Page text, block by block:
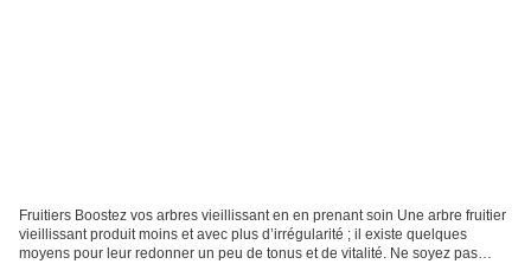
Fruitiers Boostez vos arbres vieillissant en en prenant soin Une arbre fruitier
vieillissant produit moins et avec plus d’irrégularité ; il existe quelques
moyens pour leur redonner un peu de tonus et de vitalité. Ne soyez pas